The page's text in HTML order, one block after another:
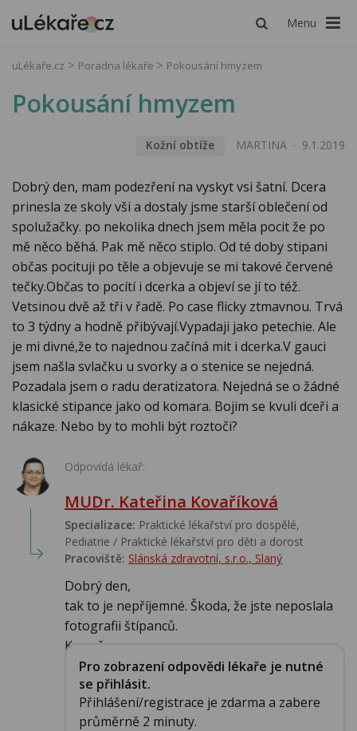
Menu
uLékaře.cz Poradna lékaře Pokousání hmyzem
Pokousání hmyzem
Kožní obtíže MARTINA 9.1.2019
Dobrý den, mam podezření na vyskyt vsi šatní. Dcera
prinesla ze skoly vši a dostaly jsme starší oblečení od
spolužačky. po nekolika dnech jsem měla pocit že po
mě něco běhá. Pak mě něco stiplo. Od té doby stipani
občas pocituji po těle a objevuje se mi takové červené
tečky.Občas to pocítí i dcerka a objeví se jí to též.
Vetsinou dvě až tři v řadě. Po case flicky ztmavnou. Trvá
to 3 týdny a hodně přibývají.Vypadaji jako petechie. Ale
je mi divné,že to najednou začíná mit i dcerka.V gauci
jsem našla svlačku u svorky a o stenice se nejedná.
Pozadala jsem o radu deratizatora. Nejedná se o žádné
klasické stipance jako od komara. Bojim se kvuli dceři a
nákaze. Nebo by to mohli být roztoči?
Odpovídá lékař:
MUDr. Kateřina Kovaříková
Specializace: Praktické lékařství pro dospělé,
Pediatrie / Praktické lékařství pro děti a dorost
Pracoviště: Slánská zdravotní, s.r.o., Slaný
Dobrý den,
tak to je nepříjemné. Škoda, že jste neposlala
fotografii štípanců.
Kromě p...
Pro zobrazení odpovědi lékaře je nutné
se přihlásit.
Přihlášení/registrace je zdarma a zabere
průměrně 2 minuty.